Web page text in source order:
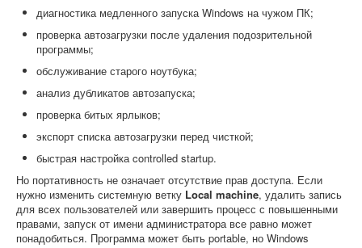
диагностика медленного запуска Windows на чужом ПК;
проверка автозагрузки после удаления подозрительной
программы;
обслуживание старого ноутбука;
анализ дубликатов автозапуска;
проверка битых ярлыков;
экспорт списка автозагрузки перед чисткой;
быстрая настройка controlled startup.
Но портативность не означает отсутствие прав доступа. Если
нужно изменить системную ветку Local machine, удалить запись
для всех пользователей или завершить процесс с повышенными
правами, запуск от имени администратора все равно может
понадобиться. Программа может быть portable, но Windows